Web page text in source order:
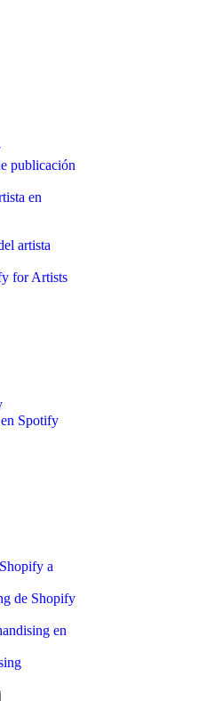
publicación
en
artista
for Artists
Spotify
a
de Shopify
en